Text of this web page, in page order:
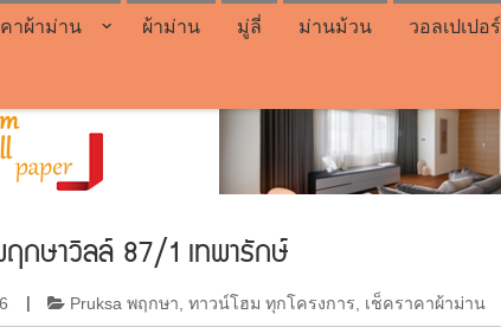
าผ้าม่าน ผ้าม่าน มู่ลี่ ม่านม้วน วอลเปเปอร์
กษาวิลล์ 87/1 เทพารักษ์
Pruksa พฤกษา, ทาวน์โฮม ทุกโครงการ, เช็คราคาผ้าม่าน